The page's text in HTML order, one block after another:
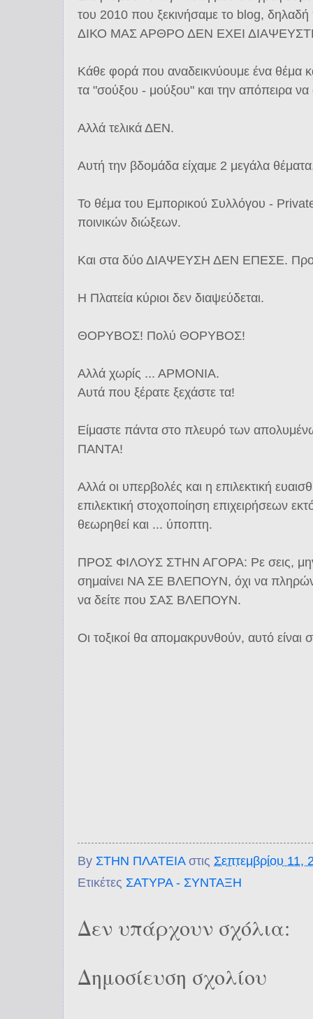
του 2010 που ξεκινήσαμε το blog,
ΔΙΚΟ ΜΑΣ ΑΡΘΡΟ ΔΕΝ ΕΧΕΙ
Κάθε φορά που αναδεικνύουμε ένα θέμα
τα "σούξου - μούξου" και την απόπειρα να
Αλλά τελικά ΔΕΝ.
Αυτή την βδομάδα είχαμε 2 μεγάλα
Το θέμα του Εμπορικού Συλλόγου -
ποινικών διώξεων.
Και στα δύο ΔΙΑΨΕΥΣΗ ΔΕΝ ΕΠΕΣΕ.
Η Πλατεία κύριοι δεν διαψεύδεται.
ΘΟΡΥΒΟΣ! Πολύ ΘΟΡΥΒΟΣ!
Αλλά χωρίς ... ΑΡΜΟΝΙΑ.
Αυτά που ξέρατε ξεχάστε τα!
Είμαστε πάντα στο πλευρό των
ΠΑΝΤΑ!
Αλλά οι υπερβολές και η επιλεκτική
επιλεκτική στοχοποίηση επιχειρήσεων
θεωρηθεί και ... ύποπτη.
ΠΡΟΣ ΦΙΛΟΥΣ ΣΤΗΝ ΑΓΟΡΑ: Ρε σεις, μην
σημαίνει ΝΑ ΣΕ ΒΛΕΠΟΥΝ, όχι να
να δείτε που ΣΑΣ ΒΛΕΠΟΥΝ.
Οι τοξικοί θα απομακρυνθούν, αυτό είναι
By ΣΤΗΝ ΠΛΑΤΕΙΑ στις Σεπτεμβρίου 11,
Ετικέτες ΣΑΤΥΡΑ - ΣΥΝΤΑΞΗ
Δεν υπάρχουν σχόλια:
Δημοσίευση σχολίου